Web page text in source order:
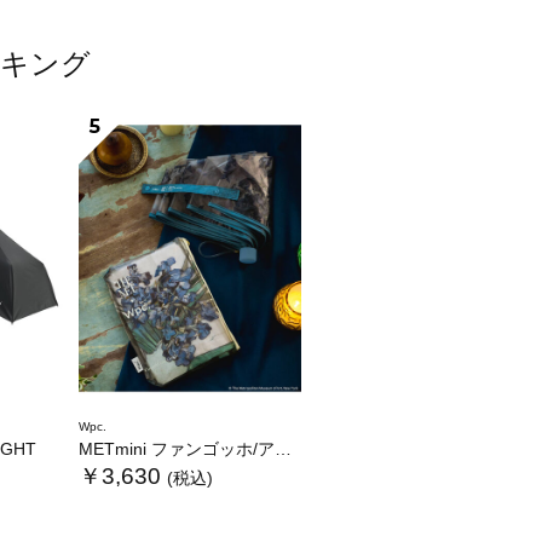
ング
5
Wpc.
METmini ファンゴッホ/アイリス
￥3,630 (税込)